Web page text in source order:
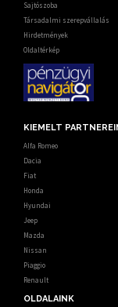
Sajtószoba
Társadalmi szerepvállalás
Hirdetmények
Oldaltérkép
KIEMELT
Alfa Romeo
Dacia
Fiat
Honda
Hyundai
Jeep
Mazda
Nissan
Piaggio
Renault
OLDALAINK